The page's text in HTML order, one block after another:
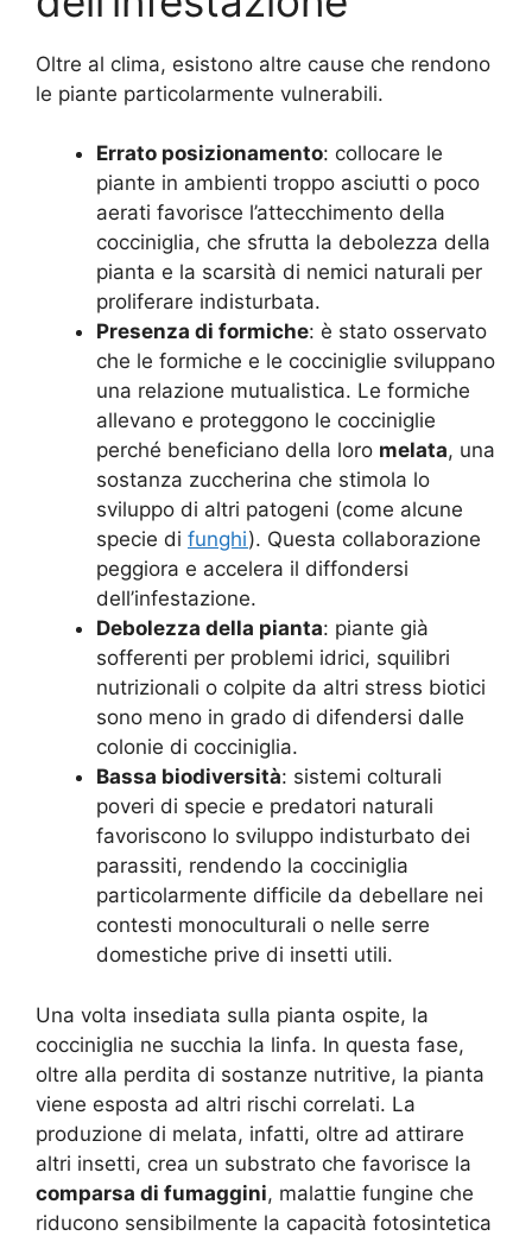
Oltre al clima, esistono altre cause che rendono
le piante particolarmente vulnerabili.
Errato posizionamento: collocare le
piante in ambienti troppo asciutti o poco
aerati favorisce l’attecchimento della
cocciniglia, che sfrutta la debolezza della
pianta e la scarsità di nemici naturali per
proliferare indisturbata.
Presenza di formiche: è stato osservato
che le formiche e le cocciniglie sviluppano
una relazione mutualistica. Le formiche
allevano e proteggono le cocciniglie
perché beneficiano della loro melata, una
sostanza zuccherina che stimola lo
sviluppo di altri patogeni (come alcune
specie di funghi). Questa collaborazione
peggiora e accelera il diffondersi
dell’infestazione.
Debolezza della pianta: piante già
sofferenti per problemi idrici, squilibri
nutrizionali o colpite da altri stress biotici
sono meno in grado di difendersi dalle
colonie di cocciniglia.
Bassa biodiversità: sistemi colturali
poveri di specie e predatori naturali
favoriscono lo sviluppo indisturbato dei
parassiti, rendendo la cocciniglia
particolarmente difficile da debellare nei
contesti monoculturali o nelle serre
domestiche prive di insetti utili.
Una volta insediata sulla pianta ospite, la
cocciniglia ne succhia la linfa. In questa fase,
oltre alla perdita di sostanze nutritive, la pianta
viene esposta ad altri rischi correlati. La
produzione di melata, infatti, oltre ad attirare
altri insetti, crea un substrato che favorisce la
comparsa di fumaggini, malattie fungine che
riducono sensibilmente la capacità fotosintetica